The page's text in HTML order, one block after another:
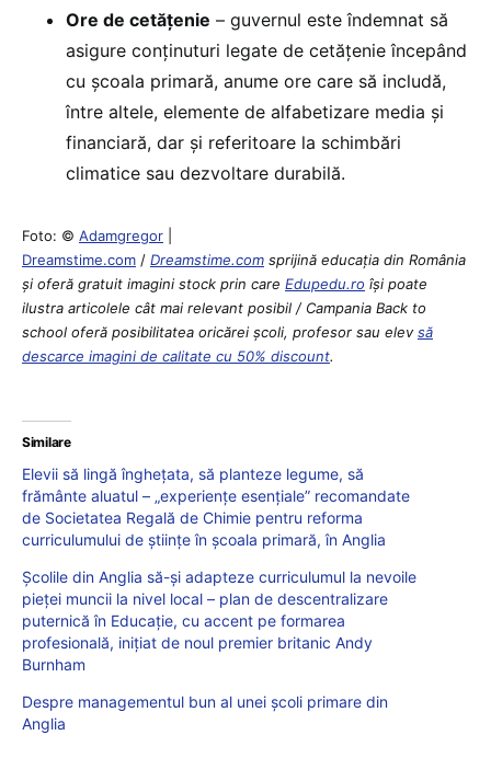
Ore de cetățenie – guvernul este îndemnat să
asigure conținuturi legate de cetățenie începând
cu școala primară, anume ore care să includă,
între altele, elemente de alfabetizare media și
financiară, dar și referitoare la schimbări
climatice sau dezvoltare durabilă.
Foto: © Adamgregor
Dreamstime.com / Dreamstime.com sprijină educaţia din România
şi oferă gratuit imagini stock prin care Edupedu.ro îşi poate
ilustra articolele cât mai relevant posibil / Campania Back to
school oferă posibilitatea oricărei școli, profesor sau elevsă
descarce imagini de calitate cu 50% discount.
Similare
Elevii să lingă înghețata, să planteze legume, să
frământe aluatul – „experiențe esențiale” recomandate
de Societatea Regală de Chimie pentru reforma
curriculumului de științe în școala primară, în Anglia
Școlile din Anglia să-și adapteze curriculumul la nevoile
pieței muncii la nivel local – plan de descentralizare
puternică în Educație, cu accent pe formarea
profesională, inițiat de noul premier britanic Andy
Burnham
Despre managementul bun al unei școli primare din
Anglia